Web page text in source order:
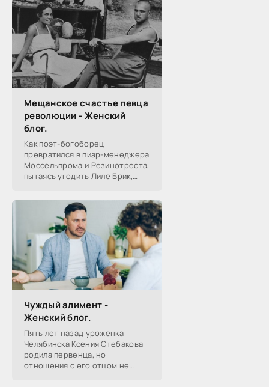
Мещанское счастье певца
революции - Женский
блог.
Как поэт-богоборец
превратился в пиар-менеджера
Моссельпрома и Резинотреста,
пытаясь угодить Лиле Брик,
смерти в 1917-м, почему он стал
советским буржуа, а не вторым
Чуждый алимент -
Женский блог.
Пять лет назад уроженка
Челябинска Ксения Стебакова
родила первенца, но
отношения с его отцом не